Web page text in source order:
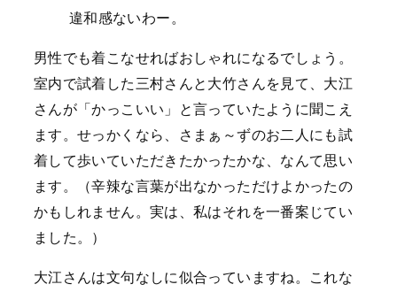
違和感ないわー。
男性でも着こなせればおしゃれになるでしょう。
室内で試着した三村さんと大竹さんを見て、大江
さんが「かっこいい」と言っていたように聞こえ
ます。せっかくなら、さまぁ～ずのお二人にも試
着して歩いていただきたかったかな、なんて思い
ます。（辛辣な言葉が出なかっただけよかったの
かもしれません。実は、私はそれを一番案じてい
ました。）
大江さんは文句なしに似合っていますね。これな